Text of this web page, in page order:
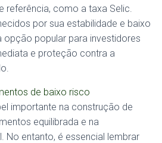
referência, como a taxa Selic.
por sua estabilidade e baixo
opção popular para investidores
e proteção contra a
de baixo risco
importante na construção de
equilibrada e na
No entanto, é essencial lembrar